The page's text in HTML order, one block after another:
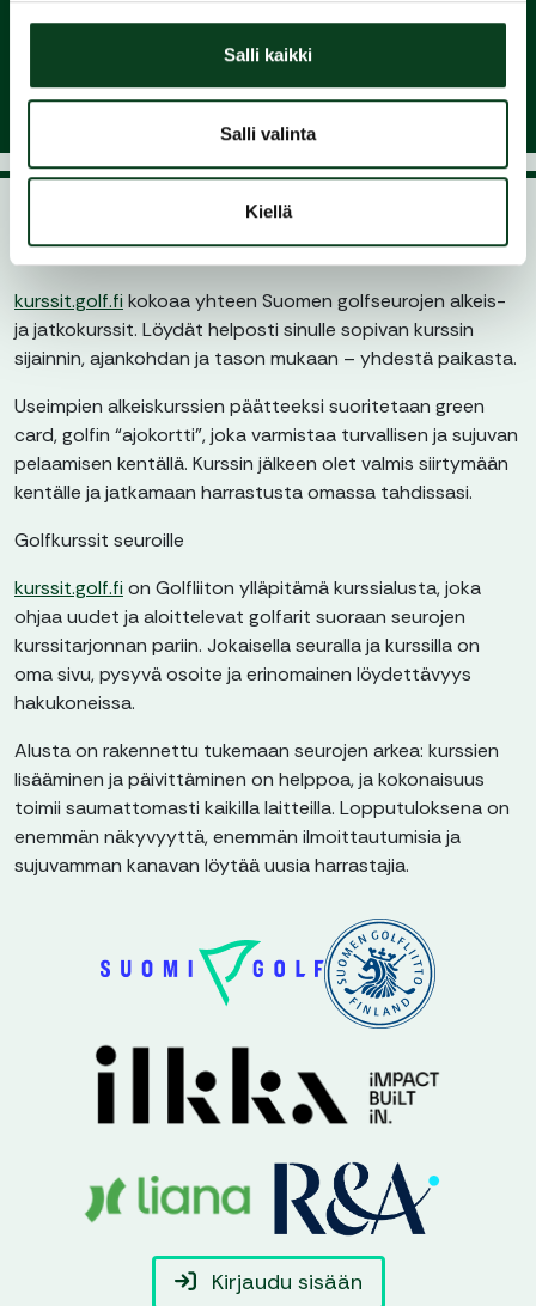
Salli kaikki
Salli valinta
Kiellä
seuraan ja nauti pelaamisesta
Golfkurssit golfaajille
kurssit.golf.fi kokoaa yhteen Suomen golfseurojen alkeis-
ja jatkokurssit. Löydät helposti sinulle sopivan kurssin
sijainnin, ajankohdan ja tason mukaan – yhdestä paikasta.
Useimpien alkeiskurssien päätteeksi suoritetaan green
card, golfin “ajokortti”, joka varmistaa turvallisen ja sujuvan
pelaamisen kentällä. Kurssin jälkeen olet valmis siirtymään
kentälle ja jatkamaan harrastusta omassa tahdissasi.
Golfkurssit seuroille
kurssit.golf.fi on Golfliiton ylläpitämä kurssialusta, joka
ohjaa uudet ja aloittelevat golfarit suoraan seurojen
kurssitarjonnan pariin. Jokaisella seuralla ja kurssilla on
oma sivu, pysyvä osoite ja erinomainen löydettävyys
hakukoneissa.
Alusta on rakennettu tukemaan seurojen arkea: kurssien
lisääminen ja päivittäminen on helppoa, ja kokonaisuus
toimii saumattomasti kaikilla laitteilla. Lopputuloksena on
enemmän näkyvyyttä, enemmän ilmoittautumisia ja
sujuvamman kanavan löytää uusia harrastajia.
Kirjaudu sisään